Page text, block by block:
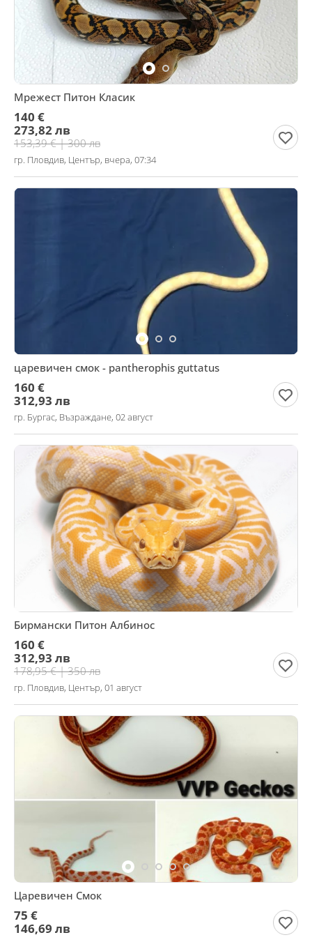
Мрежест Питон Класик
140 €
273,82 лв
153,39 € | 300 лв
гр. Пловдив, Център, вчера, 07:34
царевичен смок - pantherophis guttatus
160 €
312,93 лв
гр. Бургас, Възраждане, 02 август
Бирмански Питон Албинос
160 €
312,93 лв
178,95 € | 350 лв
гр. Пловдив, Център, 01 август
Царевичен Смок
75 €
146,69 лв